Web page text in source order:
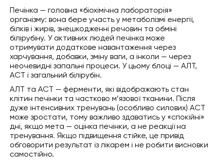
Печінка — головна «біохімічна лабораторія»
організму: вона бере участь у метаболізмі енергії,
білків і жирів, знешкодженні речовин та обміні
білірубіну. У активних людей печінка може
отримувати додаткове навантаження через
харчування, добавки, зміну ваги, а інколи — через
неочевидні запальні процеси. У цьому блоці — АЛТ,
АСТ і загальний білірубін.
АЛТ та АСТ — ферменти, які відображають стан
клітин печінки та частково м’язової тканини. Після
дуже інтенсивних тренувань (особливо силових) АСТ
може зростати, тому важливо здаватись у «спокійні»
дні, якщо мета — оцінка печінки, а не реакції на
тренування. Якщо підвищення стійке, це привід
обговорити результат із лікарем і не робити висновки
самостійно.